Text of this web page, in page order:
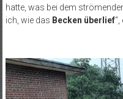
hatte, was bei dem
ich, wie das Becken überlief